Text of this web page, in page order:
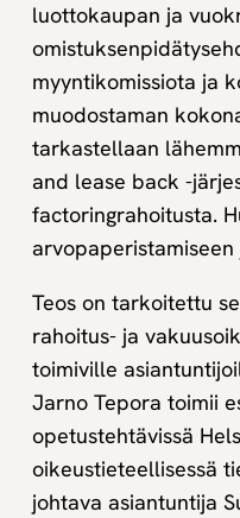
luottokaupan ja
myyntikomissiota ja
muodostaman
tarkastellaan
and lease back -
factoringrahoitusta.
Teos on tarkoitettu
rahoitus- ja
toimiville
Jarno Tepora toimii
opetustehtävissä
oikeustieteellisessä
johtava asiantuntija